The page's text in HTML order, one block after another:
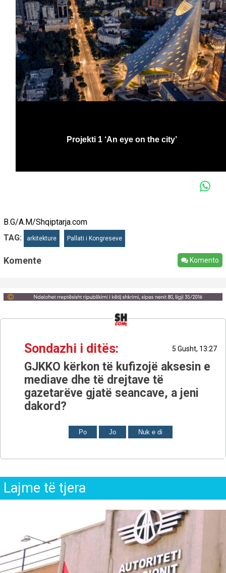
B.G/A.M/Shqiptarja.com
TAG:
arkitekture Pallati i Kongreseve
Komente Komento
Sondazhi i ditës: 5 Gusht, 13:27
GJKKO kërkon të kufizojë aksesin e
mediave dhe të drejtave të
gazetarëve gjatë seancave, a jeni
dakord?
Po Jo Nuk e di
Lajme të tjera